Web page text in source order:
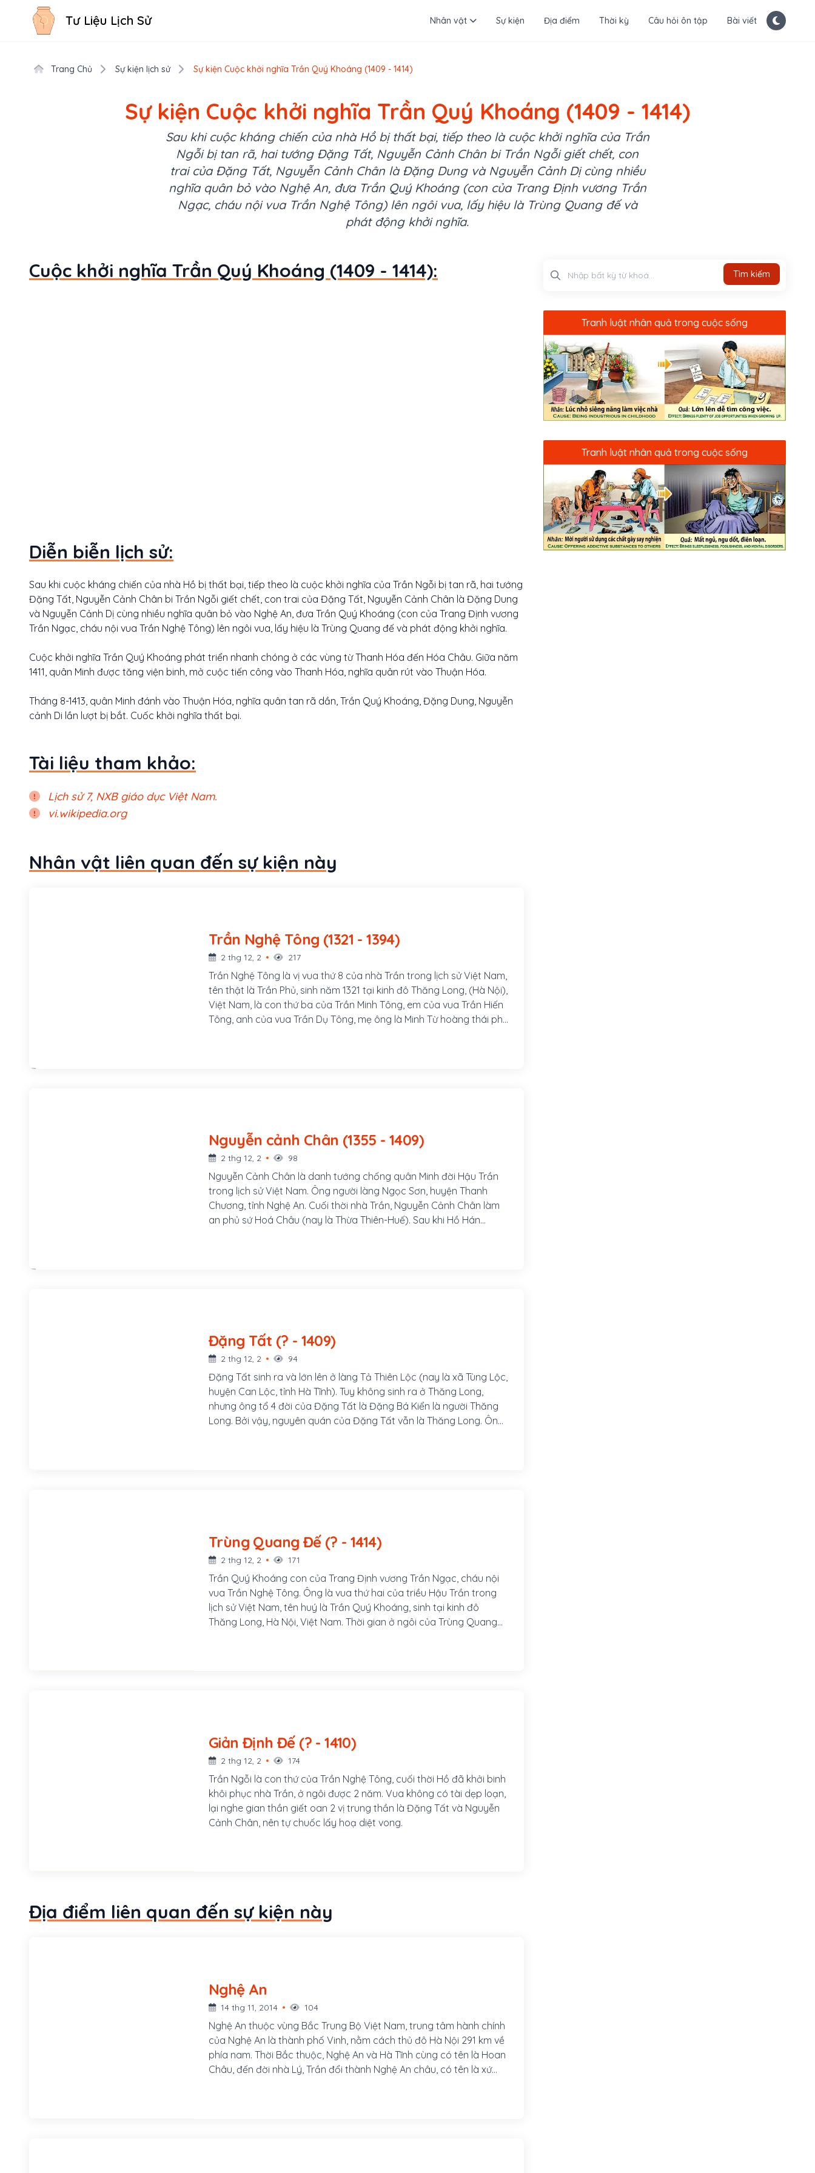
Tư Liệu Lịch Sử Nhân vật Sự kiện Địa điểm Thời kỳ Câu hỏi ôn tập Bài viết
Trang Chủ Sự kiện lịch sử Sự kiện Cuộc khởi nghĩa Trần Quý Khoáng (1409 - 1414)
Sự kiện Cuộc khởi nghĩa Trần Quý Khoáng (1409 - 1414)
Sau khi cuộc kháng chiến của nhà Hồ bị thất bại, tiếp theo là cuộc khởi nghĩa của Trần
Ngỗi bị tan rã, hai tướng Đặng Tất, Nguyễn Cảnh Chân bi Trần Ngỗi giết chết, con
trai của Đặng Tất, Nguyễn Cảnh Chân là Đặng Dung và Nguyễn Cảnh Dị cùng nhiều
nghĩa quân bỏ vào Nghệ An, đưa Trần Quý Khoáng (con của Trang Định vương Trần
Ngạc, cháu nội vua Trần Nghệ Tông) lên ngôi vua, lấy hiệu là Trùng Quang đế và
phát động khởi nghĩa.
Cuộc khởi nghĩa Trần Quý Khoáng (1409 - 1414):
Diễn biễn lịch sử:
Sau khi cuộc kháng chiến của nhà Hồ bị thất bại, tiếp theo là cuộc khởi nghĩa của Trần Ngỗi bị tan rã, hai tướng
Đặng Tất, Nguyễn Cảnh Chân bi Trần Ngỗi giết chết, con trai của Đặng Tất, Nguyễn Cảnh Chân là Đặng Dung
và Nguyễn Cảnh Dị cùng nhiều nghĩa quân bỏ vào Nghệ An, đưa Trần Quý Khoáng (con của Trang Định vương
Trần Ngạc, cháu nội vua Trần Nghệ Tông) lên ngôi vua, lấy hiệu là Trùng Quang đế và phát động khởi nghĩa.
Cuộc khởi nghĩa Trần Quý Khoáng phát triển nhanh chóng ở các vùng từ Thanh Hóa đến Hóa Châu. Giữa năm
1411, quân Minh được tăng viện binh, mở cuộc tiến công vào Thanh Hóa, nghĩa quân rút vào Thuận Hóa.
Tháng 8-1413, quân Minh đánh vào Thuận Hóa, nghĩa quân tan rã dần, Trần Quý Khoáng, Đặng Dung, Nguyễn
cảnh Di lần lượt bị bắt. Cuốc khởi nghĩa thất bại.
Tài liệu tham khảo:
Lịch sử 7, NXB giáo dục Việt Nam.
vi.wikipedia.org
Nhân vật liên quan đến sự kiện này
Trần Nghệ Tông (1321 - 1394)
2 thg 12, 2 217
Trần Nghệ Tông là vị vua thứ 8 của nhà Trần trong lịch sử Việt Nam,
tên thật là Trần Phủ, sinh năm 1321 tại kinh đô Thăng Long, (Hà Nội),
Việt Nam, là con thứ ba của Trần Minh Tông, em của vua Trần Hiến
Tông, anh của vua Trần Dụ Tông, mẹ ông là Minh Từ hoàng thái phi
Nguyễn cảnh Chân (1355 - 1409)
2 thg 12, 2 98
Nguyễn Cảnh Chân là danh tướng chống quân Minh đời Hậu Trần
trong lịch sử Việt Nam. Ông người làng Ngọc Sơn, huyện Thanh
Chương, tỉnh Nghệ An. Cuối thời nhà Trần, Nguyễn Cảnh Chân làm
an phủ sứ Hoá Châu (nay là Thừa Thiên-Huế). Sau khi Hồ Hán
Đặng Tất (? - 1409)
2 thg 12, 2 94
Đặng Tất sinh ra và lớn lên ở làng Tả Thiên Lộc (nay là xã Tùng Lộc,
huyện Can Lộc, tỉnh Hà Tĩnh). Tuy không sinh ra ở Thăng Long,
nhưng ông tổ 4 đời của Đặng Tất là Đặng Bá Kiển là người Thăng
Long. Bởi vậy, nguyên quán của Đặng Tất vẫn là Thăng Long. Ông
Trùng Quang Đế (? - 1414)
2 thg 12, 2 171
Trần Quý Khoáng con của Trang Định vương Trần Ngạc, cháu nội
vua Trần Nghệ Tông. Ông là vua thứ hai của triều Hậu Trần trong
lịch sử Việt Nam, tên huý là Trần Quý Khoáng, sinh tại kinh đô
Thăng Long, Hà Nội, Việt Nam. Thời gian ở ngôi của Trùng Quang
Giản Định Đế (? - 1410)
2 thg 12, 2 174
Trần Ngỗi là con thứ của Trần Nghệ Tông, cuối thời Hồ đã khởi binh
khôi phục nhà Trần, ở ngôi được 2 năm. Vua không có tài dẹp loạn,
lại nghe gian thần giết oan 2 vị trung thần là Đặng Tất và Nguyễn
Cảnh Chân, nên tự chuốc lấy hoạ diệt vong.
Địa điểm liên quan đến sự kiện này
Nghệ An
14 thg 11, 2014 104
Nghệ An thuộc vùng Bắc Trung Bộ Việt Nam, trung tâm hành chính
của Nghệ An là thành phố Vinh, nằm cách thủ đô Hà Nội 291 km về
phía nam. Thời Bắc thuộc, Nghệ An và Hà Tĩnh cùng có tên là Hoan
Châu, đến đời nhà Lý, Trần đổi thành Nghệ An châu, có tên là xứ
Tìm kiếm
Tranh luật nhân quả trong cuộc sống
Tranh luật nhân quả trong cuộc sống